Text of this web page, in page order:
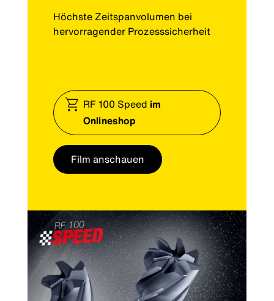
Höchste Zeitspanvolumen bei
hervorragender Prozesssicherheit
RF 100 Speed im
Onlineshop
Film anschauen